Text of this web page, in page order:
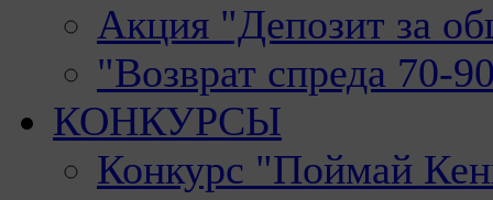
Акция "Депозит за
"Возврат спреда 70-
КОНКУРСЫ
Конкурс "Поймай